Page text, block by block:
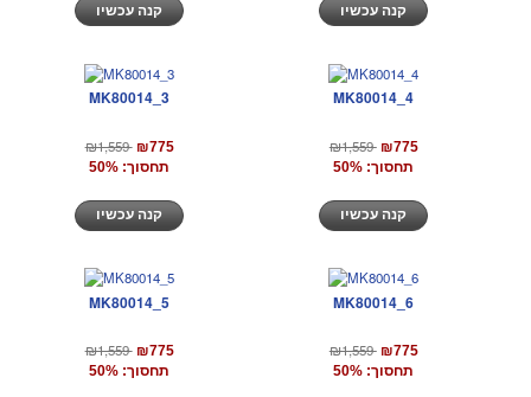
MK80014_3
₪1,559 ₪775
תחסוך: 50%
MK80014_4
₪1,559 ₪775
תחסוך: 50%
MK80014_5
₪1,559 ₪775
תחסוך: 50%
MK80014_6
₪1,559 ₪775
תחסוך: 50%